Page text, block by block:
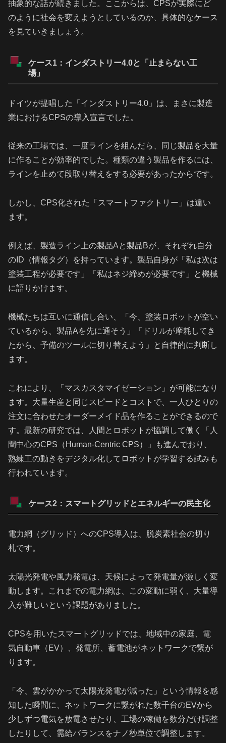
抽象的な話が続きました。ここからは、CPSが実際にど
のように社会を変えようとしているのか、具体的なケース
を見ていきましょう。
ケース1：インダストリー4.0と「止まらない工
場」
ドイツが提唱した「インダストリー4.0」は、まさに製造
業におけるCPSの導入宣言でした。
従来の工場では、一度ラインを組んだら、同じ製品を大量
に作ることが効率的でした。種類の違う製品を作るには、
ラインを止めて段取り替えをする必要があったからです。
しかし、CPS化された「スマートファクトリー」は違い
ます。
例えば、製造ライン上の製品Aと製品Bが、それぞれ自分
のID（情報タグ）を持っています。製品自身が「私は次は
塗装工程が必要です」「私はネジ締めが必要です」と機械
に語りかけます。
機械たちは互いに通信し合い、「今、塗装ロボットが空い
ているから、製品Aを先に通そう」「ドリルが摩耗してき
たから、予備のツールに切り替えよう」と自律的に判断し
ます。
これにより、「マスカスタマイゼーション」が可能になり
ます。大量生産と同じスピードとコストで、一人ひとりの
注文に合わせたオーダーメイド品を作ることができるので
す。最新の研究では、人間とロボットが協調して働く「人
間中心のCPS（Human-Centric CPS）」も進んでおり、
熟練工の動きをデジタル化してロボットが学習する試みも
行われています。
ケース2：スマートグリッドとエネルギーの民主化
電力網（グリッド）へのCPS導入は、脱炭素社会の切り
札です。
太陽光発電や風力発電は、天候によって発電量が激しく変
動します。これまでの電力網は、この変動に弱く、大量導
入が難しいという課題がありました。
CPSを用いたスマートグリッドでは、地域中の家庭、電
気自動車（EV）、発電所、蓄電池がネットワークで繋が
ります。
「今、雲がかかって太陽光発電が減った」という情報を感
知した瞬間に、ネットワークに繋がれた数千台のEVから
少しずつ電気を放電させたり、工場の稼働を数分だけ調整
したりして、需給バランスをナノ秒単位で調整します。